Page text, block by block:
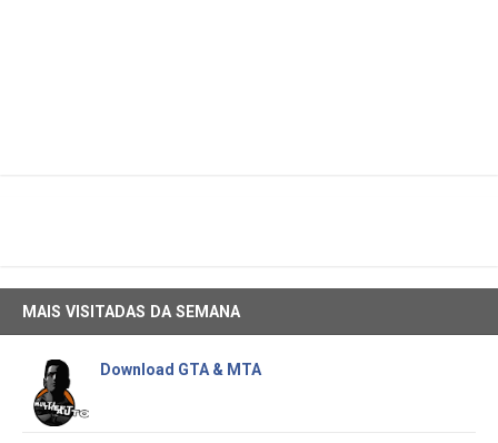
MAIS VISITADAS DA SEMANA
Download GTA & MTA